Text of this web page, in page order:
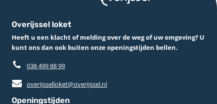
Overijssel loket
Heeft u een klacht of melding over de weg of uw omgeving? U
kunt ons dan ook buiten onze openingstijden bellen.
038 499 88 99
overijsselloket@overijssel.nl
Openingstijden